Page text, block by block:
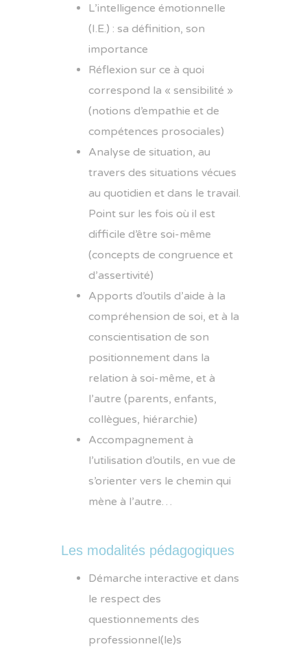
L’intelligence émotionnelle
(I.E.) : sa définition, son
importance
Réflexion sur ce à quoi
correspond la « sensibilité »
(notions d’empathie et de
compétences prosociales)
Analyse de situation, au
travers des situations vécues
au quotidien et dans le travail.
Point sur les fois où il est
difficile d’être soi-même
(concepts de congruence et
d’assertivité)
Apports d’outils d’aide à la
compréhension de soi, et à la
conscientisation de son
positionnement dans la
relation à soi-même, et à
l’autre (parents, enfants,
collègues, hiérarchie)
Accompagnement à
l’utilisation d’outils, en vue de
s’orienter vers le chemin qui
mène à l’autre…
Les modalités pédagogiques
Démarche interactive et dans
le respect des
questionnements des
professionnel(le)s